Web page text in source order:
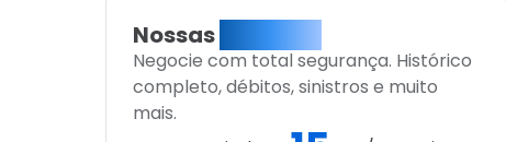
Nossas
Negocie com total segurança. Histórico
completo, débitos, sinistros e muito
mais.